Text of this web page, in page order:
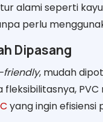
alami seperti
perlu
Dipasang
friendly, mudah
fleksibilitasnya,
yang ingin efisiensi